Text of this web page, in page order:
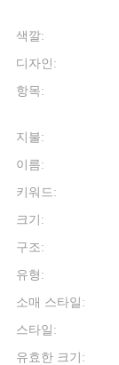
색깔:
디자인:
항목:
지불:
이름:
키워드:
크기:
구조:
유형:
소매 스타일:
스타일:
유효한 크기: